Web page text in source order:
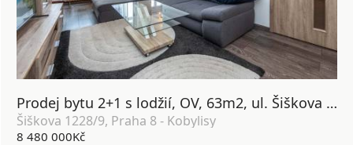
Prodej bytu 2+1 s lodžií, OV, 63m2, ul. Šiškova 1228/9, Praha 8 - Kobylisy
Šiškova 1228/9, Praha 8 - Kobylisy
8 480 000Kč